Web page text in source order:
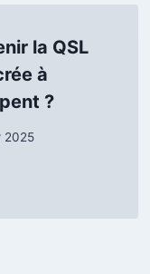
la QSL
à
?
2025